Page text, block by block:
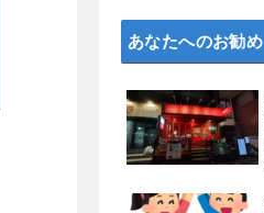
あなたへのお勧め